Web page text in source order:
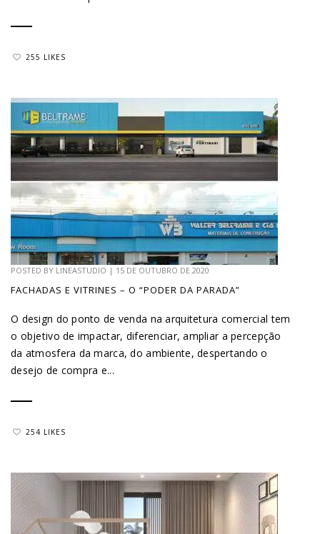
255 LIKES
POSTED BY LINEASTUDIO | 15 DE OUTUBRO DE 2020
FACHADAS E VITRINES – O “PODER DA PARADA”
O design do ponto de venda na arquitetura comercial tem
o objetivo de impactar, diferenciar, ampliar a percepção
da atmosfera da marca, do ambiente, despertando o
desejo de compra e...
254 LIKES